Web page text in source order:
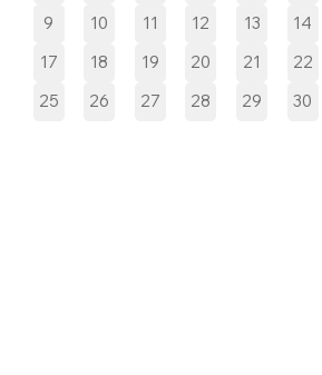
9
10 11 12 13 14
17
18 19 20 21 22
25
26 27 28 29 30